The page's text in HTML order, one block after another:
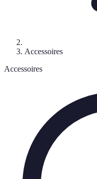
Accessoires
Accessoires